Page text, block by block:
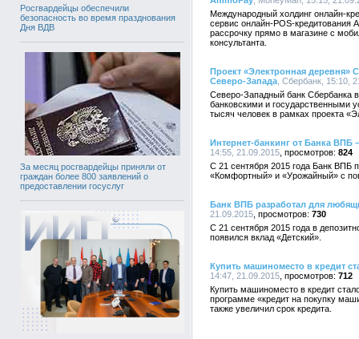
Росгвардейцы обеспечили
безопасность во время празднования
Дня ВДВ
За месяц росгвардейцы приняли от
граждан более 800 заявлений о
предоставлении госуслуг
Международный холдинг онлайн-
сервис онлайн-POS-кредитования
рассрочку прямо в магазине с
консультанта.
Проект «Электронная деревня»
Северо-Запада , Сбербанк, 15:10,
Северо-Западный банк Сбербанка
банковскими и государственными
тысяч человек в рамках проекта
Интернет-банкинг от Банка
14:55, 21.09.2015
824
С 21 сентября 2015 года Банк ВПБ
«Комфортный» и «Урожайный» с
Банк ВПБ разработал для
21.09.2015
730
С 21 сентября 2015 года в
появился вклад «Детский».
Купить машиноместо в кредит
14:47, 21.09.2015
712
Купить машиноместо в кредит
программе «кредит на покупку
также увеличил срок кредита.